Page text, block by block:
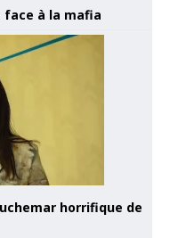
face à la mafia
horrifique de